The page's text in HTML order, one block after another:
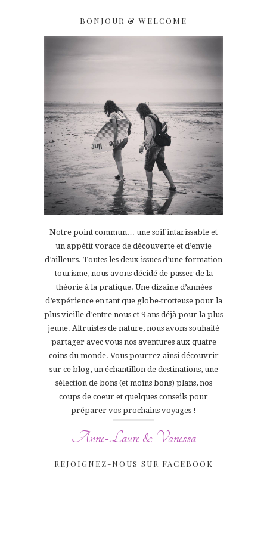
BONJOUR & WELCOME
Notre point commun… une soif intarissable et
un appétit vorace de découverte et d’envie
d’ailleurs. Toutes les deux issues d’une formation
tourisme, nous avons décidé de passer de la
théorie à la pratique. Une dizaine d’années
d’expérience en tant que globe-trotteuse pour la
plus vieille d’entre nous et 9 ans déjà pour la plus
jeune. Altruistes de nature, nous avons souhaité
partager avec vous nos aventures aux quatre
coins du monde. Vous pourrez ainsi découvrir
sur ce blog, un échantillon de destinations, une
sélection de bons (et moins bons) plans, nos
coups de coeur et quelques conseils pour
préparer vos prochains voyages !
Anne-Laure & Vanessa
REJOIGNEZ-NOUS SUR FACEBOOK